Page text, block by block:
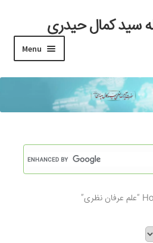
سید کمال حیدری
Menu